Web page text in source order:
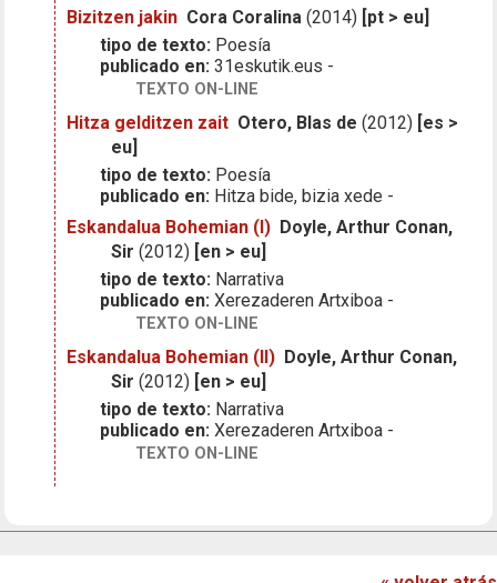
Bizitzen jakin Cora Coralina (2014) [pt > eu]
tipo de texto: Poesía
publicado en: 31eskutik.eus -
TEXTO ON-LINE
Hitza gelditzen zait Otero, Blas de (2012) [es >
eu]
tipo de texto: Poesía
publicado en: Hitza bide, bizia xede -
Eskandalua Bohemian (I) Doyle, Arthur Conan,
Sir (2012) [en > eu]
tipo de texto: Narrativa
publicado en: Xerezaderen Artxiboa -
TEXTO ON-LINE
Eskandalua Bohemian (II) Doyle, Arthur Conan,
Sir (2012) [en > eu]
tipo de texto: Narrativa
publicado en: Xerezaderen Artxiboa -
TEXTO ON-LINE